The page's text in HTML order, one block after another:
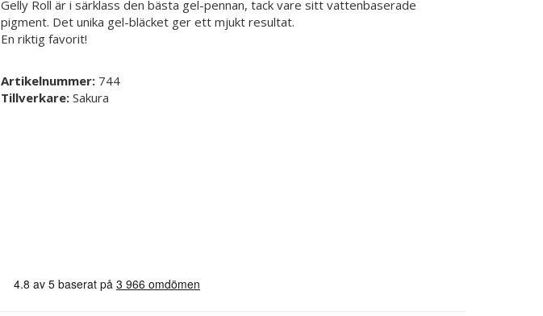
Gelly Roll är i särklass den bästa gel-pennan, tack vare sitt vattenbaserade
pigment. Det unika gel-bläcket ger ett mjukt resultat.
En riktig favorit!
Artikelnummer: 744
Tillverkare: Sakura